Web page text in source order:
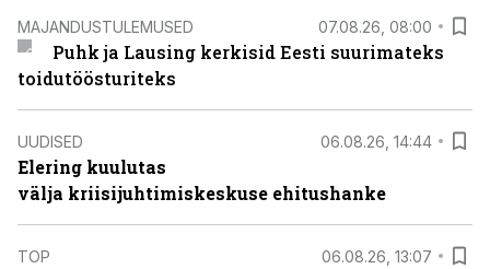
MAJANDUSTULEMUSED 07.08.26, 08:00
Puhk ja Lausing kerkisid Eesti suurimateks
toidutöösturiteks
UUDISED 06.08.26, 14:44
Elering kuulutas
välja kriisijuhtimiskeskuse ehitushanke
TOP 06.08.26, 13:07